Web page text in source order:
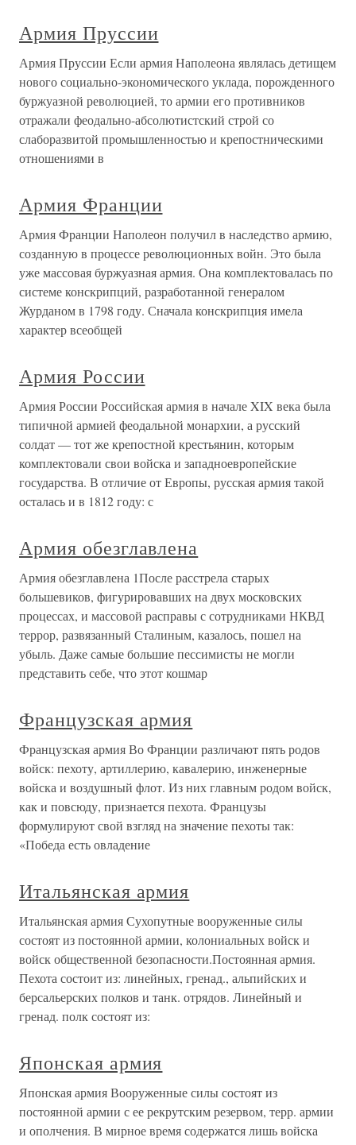
Армия Пруссии
Армия Пруссии Если армия Наполеона являлась детищем
нового социально-экономического уклада, порожденного
буржуазной революцией, то армии его противников
отражали феодально-абсолютистский строй со
слаборазвитой промышленностью и крепостническими
отношениями в
Армия Франции
Армия Франции Наполеон получил в наследство армию,
созданную в процессе революционных войн. Это была
уже массовая буржуазная армия. Она комплектовалась по
системе конскрипций, разработанной генералом
Журданом в 1798 году. Сначала конскрипция имела
характер всеобщей
Армия России
Армия России Российская армия в начале XIX века была
типичной армией феодальной монархии, а русский
солдат — тот же крепостной крестьянин, которым
комплектовали свои войска и западноевропейские
государства. В отличие от Европы, русская армия такой
осталась и в 1812 году: с
Армия обезглавлена
Армия обезглавлена 1После расстрела старых
большевиков, фигурировавших на двух московских
процессах, и массовой расправы с сотрудниками НКВД
террор, развязанный Сталиным, казалось, пошел на
убыль. Даже самые большие пессимисты не могли
представить себе, что этот кошмар
Французская армия
Французская армия Во Франции различают пять родов
войск: пехоту, артиллерию, кавалерию, инженерные
войска и воздушный флот. Из них главным родом войск,
как и повсюду, признается пехота. Французы
формулируют свой взгляд на значение пехоты так:
«Победа есть овладение
Итальянская армия
Итальянская армия Сухопутные вооруженные силы
состоят из постоянной армии, колониальных войск и
войск общественной безопасности.Постоянная армия.
Пехота состоит из: линейных, гренад., альпийских и
берсальерских полков и танк. отрядов. Линейный и
гренад. полк состоят из:
Японская армия
Японская армия Вооруженные силы состоят из
постоянной армии с ее рекрутским резервом, терр. армии
и ополчения. В мирное время содержатся лишь войска